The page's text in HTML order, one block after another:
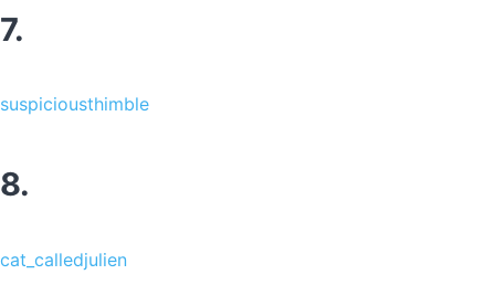
7.
suspiciousthimble
8.
cat_calledjulien